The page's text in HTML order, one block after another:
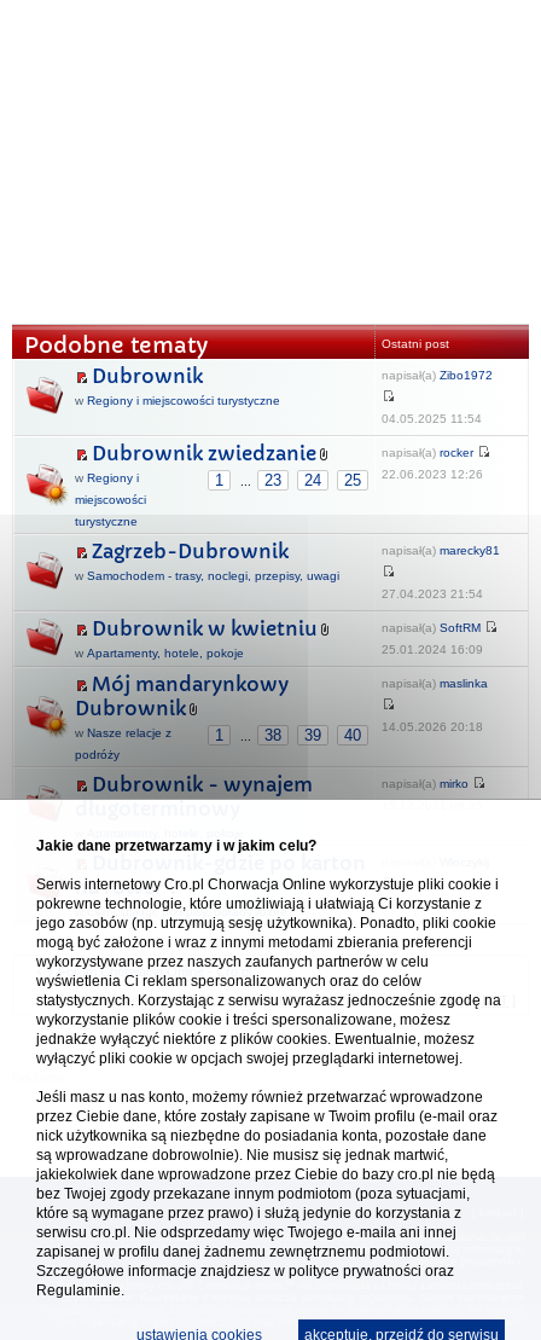
Podobne tematy Ostatni post
Dubrownik
w Regiony i miejscowości turystyczne
napisał(a) Zibo1972
04.05.2025 11:54
Dubrownik zwiedzanie
1 23 24 25
w Regiony i
miejscowości
turystyczne
napisał(a) rocker
22.06.2023 12:26
Zagrzeb-Dubrownik
w Samochodem - trasy, noclegi, przepisy, uwagi
napisał(a) marecky81
27.04.2023 21:54
Dubrownik w kwietniu
w Apartamenty, hotele, pokoje
napisał(a) SoftRM
25.01.2024 16:09
Mój mandarynkowy
Dubrownik
1 38 39 40
w Nasze relacje z
podróży
napisał(a) maslinka
14.05.2026 20:18
Dubrownik - wynajem
napisał(a) mirko
na rower ?
wCeny, usługi, przepisy, porady różne 03.07.2022 14:45
Forum Chorwacja Online - Cro.pl
Usuń ciasteczka• Strefa czasowa: UTC + 1 (Polska - czas zimowy) [ DST
[reklama ] [
Platforma cro.pl© Chorwacja online™ wykorzystuje cookies do prawidłowego działania, te pliki
gromadzą na Twoim komputerze dane ułatwiające korzystanie z serwisu; więcej informacji w
Redakcja platformy cro.pl© Chorwacja online™ nie odpowiada za treści zamieszczone przez
użytkowników. Korzystanie z serwisu oznacza akceptację regulaminu. Serwis ma charakter
się organizacją imprez turystycznych oraz nie odpowiada za treść zamieszczonych reklam.
Jakie dane przetwarzamy i w jakim celu?
Serwis internetowy Cro.pl Chorwacja Online wykorzystuje pliki cookie i
pokrewne technologie, które umożliwiają i ułatwiają Ci korzystanie z
jego zasobów (np. utrzymują sesję użytkownika). Ponadto, pliki cookie
mogą być założone i wraz z innymi metodami zbierania preferencji
wykorzystywane przez naszych zaufanych partnerów w celu
wyświetlenia Ci reklam spersonalizowanych oraz do celów
statystycznych. Korzystając z serwisu wyrażasz jednocześnie zgodę na
wykorzystanie plików cookie i treści spersonalizowane, możesz
jednakże wyłączyć niektóre z plików cookies. Ewentualnie, możesz
wyłączyć pliki cookie w opcjach swojej przeglądarki internetowej.
Jeśli masz u nas konto, możemy również przetwarzać wprowadzone
przez Ciebie dane, które zostały zapisane w Twoim profilu (e-mail oraz
nick użytkownika są niezbędne do posiadania konta, pozostałe dane
są wprowadzane dobrowolnie). Nie musisz się jednak martwić,
jakiekolwiek dane wprowadzone przez Ciebie do bazy cro.pl nie będą
bez Twojej zgody przekazane innym podmiotom (poza sytuacjami,
które są wymagane przez prawo) i służą jedynie do korzystania z
serwisu cro.pl. Nie odsprzedamy więc Twojego e-maila ani innej
zapisanej w profilu danej żadnemu zewnętrznemu podmiotowi.
Szczegółowe informacje znajdziesz w polityce prywatności oraz
Regulaminie.
akceptuję, przejdź do serwisu
ustawienia cookies